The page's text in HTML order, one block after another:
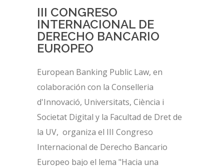
III CONGRESO
INTERNACIONAL DE
DERECHO BANCARIO
EUROPEO
European Banking Public Law, en
colaboración con la Conselleria
d'Innovació, Universitats, Ciència i
Societat Digital y la Facultad de Dret de
la UV, organiza el III Congreso
Internacional de Derecho Bancario
Europeo bajo el lema "Hacia una